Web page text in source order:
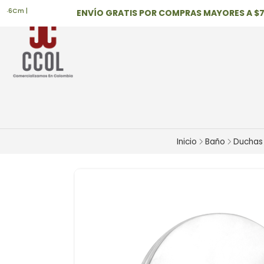
| ENVÍO GRATIS POR COMPRAS MAYORES A
Inicio Baño Duchas